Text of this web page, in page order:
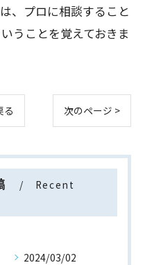
、プロに相談すること
うことを覚えておきま
る 次のページ >
Recent
2024/03/02